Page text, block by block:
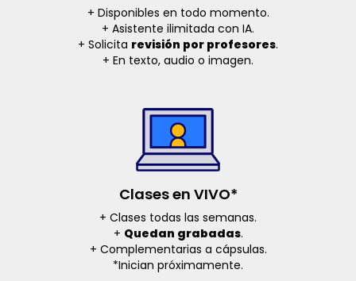
+ Disponibles en todo momento.
+ Asistente ilimitada con IA.
+ Solicita revisión por profesores.
+ En texto, audio o imagen.
Clases en VIVO*
+ Clases todas las semanas.
+ Quedan grabadas.
+ Complementarias a cápsulas.
*Inician próximamente.